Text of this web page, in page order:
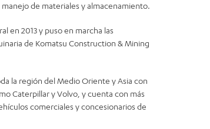
de materiales y almacenamiento.
en 2013 y puso en marcha las
de Komatsu Construction & Mining
la región del Medio Oriente y Asia con
Caterpillar y Volvo, y cuenta con más
comerciales y concesionarios de